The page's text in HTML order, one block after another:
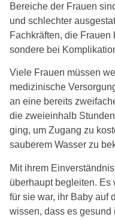
Bereiche der Frauen
und schlech­ter
Fachkräften, die
son­de­re bei
Viele Frauen müs­sen
medi­zi­ni­sche
an eine bereits
die zwei­ein­halb
ging, um Zugang zu
sau­be­rem Wasser zu
Mit ihrem
über­haupt beglei­ten. Es
für sie war, ihr Baby auf
wis­sen, dass es gesund